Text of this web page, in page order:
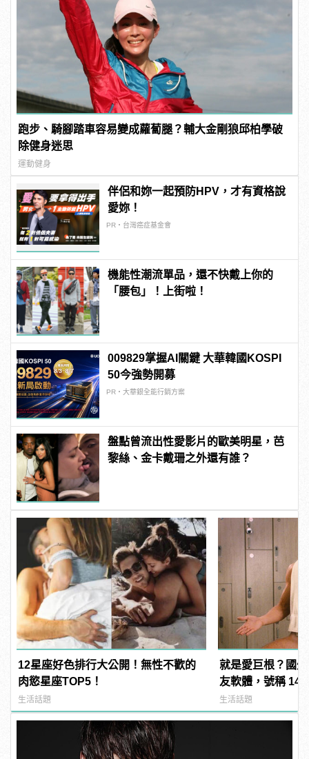
跑步、騎腳踏車容易變成蘿蔔腿？輔大金剛狼邱柏學破
除健身迷思
運動健身
伴侶和妳一起預防HPV，才有資格說
愛妳！
PR・台灣癌症基金會
機能性潮流單品，還不快戴上你的
「腰包」！上街啦！
009829掌握AI關鍵 大華韓國KOSPI
50今強勢開募
PR・大華銀全能行銷方案
盤點曾流出性愛影片的歐美明星，芭
黎絲、金卡戴珊之外還有誰？
12星座好色排行大公開！無性不歡的
肉慾星座TOP5！
生活話題
就是愛巨根？國
友軟體，號稱
過？
生活話題